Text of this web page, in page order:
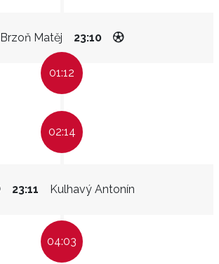
Brzoň Matěj 23:10
01:12
02:14
Kulhavý Antonín
23:11
04:03